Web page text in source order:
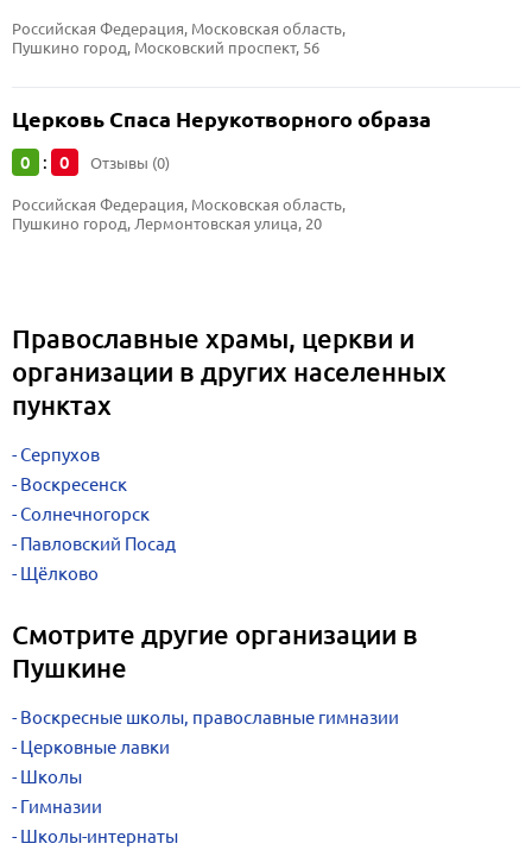
Российская Федерация, Московская область,
Пушкино город, Московский проспект, 56
Церковь Спаса Нерукотворного образа
0 : 0 Отзывы (0)
Российская Федерация, Московская область,
Пушкино город, Лермонтовская улица, 20
Православные храмы, церкви и
организации в других населенных
пунктах
Серпухов
Воскресенск
Солнечногорск
Павловский Посад
Щёлково
Смотрите другие организации в
Пушкине
Воскресные школы, православные гимназии
Церковные лавки
Школы
Гимназии
Школы-интернаты